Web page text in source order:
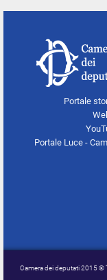
Portale
Portale Luce -
Camera dei deputati 2015 ©